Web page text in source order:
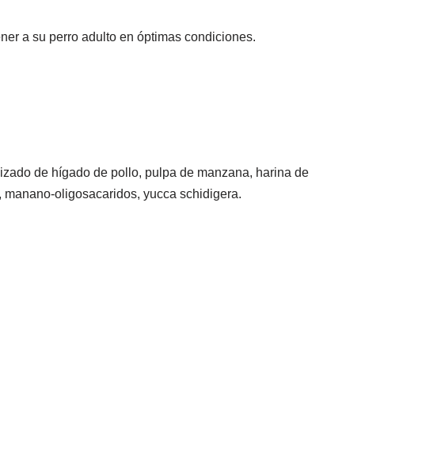
a su perro adulto en óptimas condiciones.
de hígado de pollo, pulpa de manzana, harina de
oligosacaridos, yucca schidigera.